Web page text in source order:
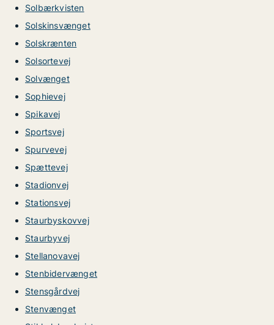
Solbærkvisten
Solskinsvænget
Solskrænten
Solsortevej
Solvænget
Sophievej
Spikavej
Sportsvej
Spurvevej
Spættevej
Stadionvej
Stationsvej
Staurbyskovvej
Staurbyvej
Stellanovavej
Stenbidervænget
Stensgårdvej
Stenvænget